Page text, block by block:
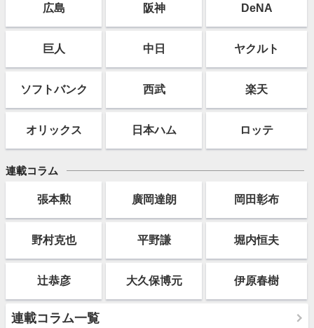
広島 阪神 DeNA
巨人 中日 ヤクルト
ソフトバンク 西武 楽天
オリックス 日本ハム ロッテ
連載コラム
張本勲 廣岡達朗 岡田彰布
野村克也 平野謙 堀内恒夫
辻恭彦 大久保博元 伊原春樹
連載コラム一覧